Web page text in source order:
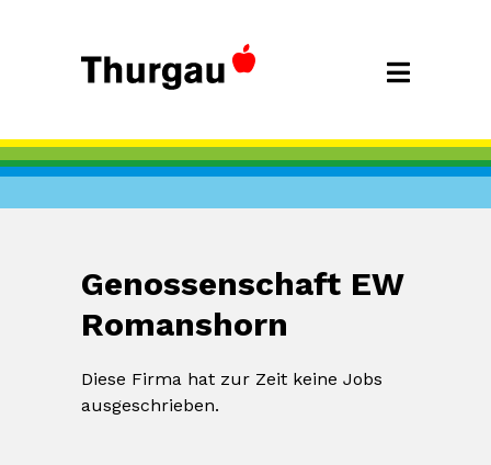
Genossenschaft EW
Romanshorn
Diese Firma hat zur Zeit keine Jobs
ausgeschrieben.